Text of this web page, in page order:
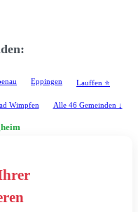
Eppingen Lauffen ⭐
Wimpfen Alle 46 Gemeinden ↓